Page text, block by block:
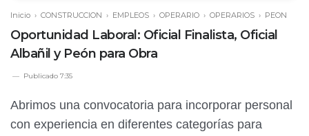
Inicio › CONSTRUCCION › EMPLEOS › OPERARIO › OPERARIOS › PEON
Oportunidad Laboral: Oficial Finalista, Oficial
Albañil y Peón para Obra
Publicado 7:35
Abrimos una convocatoria para incorporar personal
con experiencia en diferentes categorías para